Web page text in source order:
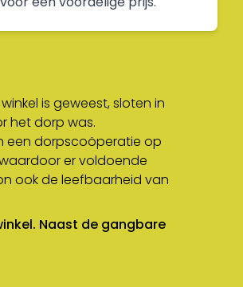
is geweest, sloten in
het dorp was.
een dorpscoöperatie op
er voldoende
ook de leefbaarheid van
Naast de gangbare